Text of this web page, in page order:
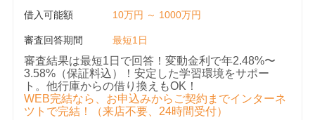
借入可能額 10万円 ～ 1000万円
審査回答期間 最短1日
審査結果は最短1日で回答！変動金利で年2.48%〜
3.58%（保証料込）！安定した学習環境をサポー
ト。他行庫からの借り換えもOK！
WEB完結なら、お申込みからご契約までインターネ
ツトで完結！（来店不要、24時間受付）